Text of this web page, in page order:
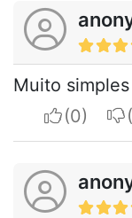
Muito
I